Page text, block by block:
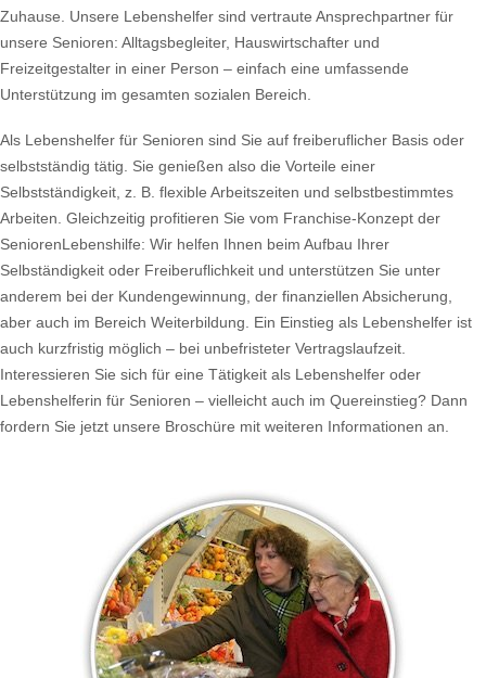
Zuhause. Unsere Lebenshelfer sind vertraute Ansprechpartner für
unsere Senioren: Alltagsbegleiter, Hauswirtschafter und
Freizeitgestalter in einer Person – einfach eine umfassende
Unterstützung im gesamten sozialen Bereich.
Als Lebenshelfer für Senioren sind Sie auf freiberuflicher Basis oder
selbstständig tätig. Sie genießen also die Vorteile einer
Selbstständigkeit, z. B. flexible Arbeitszeiten und selbstbestimmtes
Arbeiten. Gleichzeitig profitieren Sie vom Franchise-Konzept der
SeniorenLebenshilfe: Wir helfen Ihnen beim Aufbau Ihrer
Selbständigkeit oder Freiberuflichkeit und unterstützen Sie unter
anderem bei der Kundengewinnung, der finanziellen Absicherung,
aber auch im Bereich Weiterbildung. Ein Einstieg als Lebenshelfer ist
auch kurzfristig möglich – bei unbefristeter Vertragslaufzeit.
Interessieren Sie sich für eine Tätigkeit als Lebenshelfer oder
Lebenshelferin für Senioren – vielleicht auch im Quereinstieg? Dann
fordern Sie jetzt unsere Broschüre mit weiteren Informationen an.